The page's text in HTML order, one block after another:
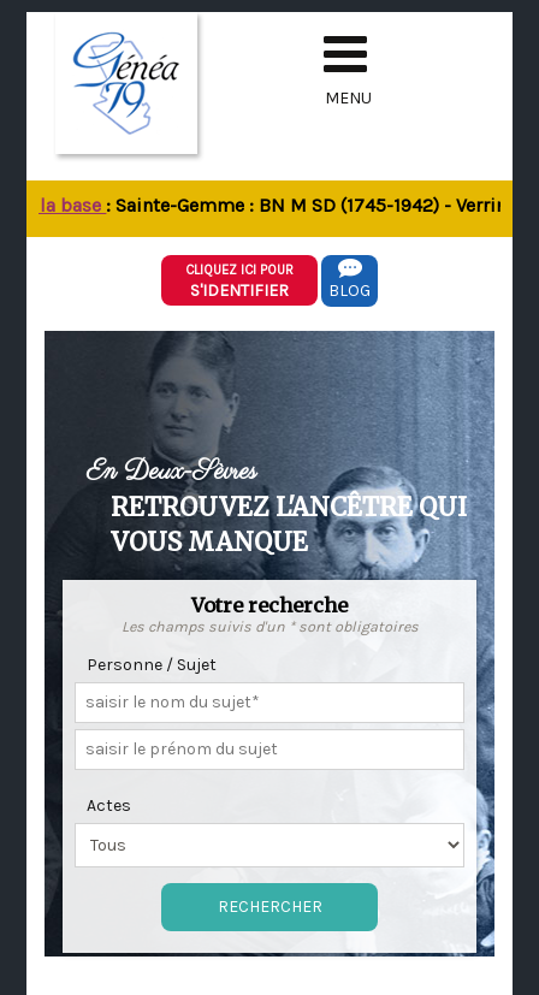
MENU
la base: Sainte-Gemme : BN M SD (1745-1942) - Verrines-
CLIQUEZ ICI POUR
S'IDENTIFIER BLOG
En Deux-Sèvres
RETROUVEZ L'ANCÊTRE QUI
VOUS MANQUE
Votre recherche
Les champs suivis d'un * sont obligatoires
Personne / Sujet
Actes